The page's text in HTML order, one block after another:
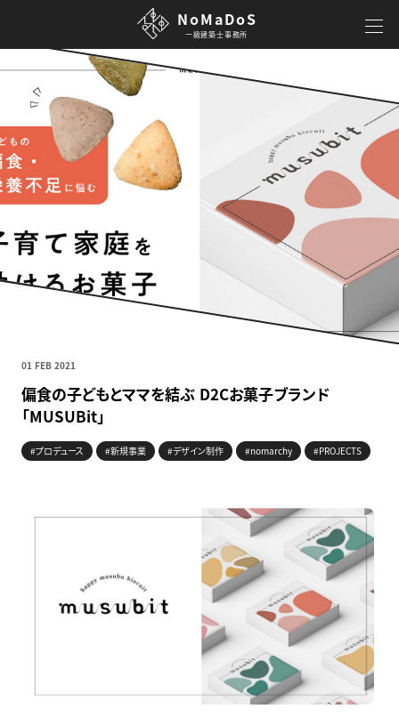
NoMaDoS
一級建築士事務所
01 FEB 2021
偏食の子どもとママを結ぶ D2Cお菓子ブランド
「MUSUBit」
#プロデュース #新規事業 #デザイン制作 #nomarchy #PROJECTS